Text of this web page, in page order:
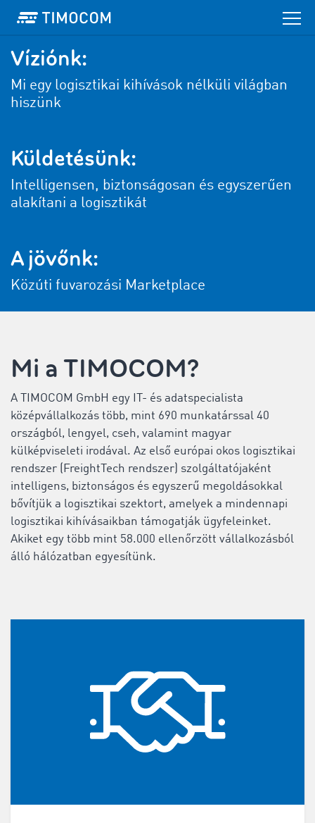
Víziónk:
Mi egy logisztikai kihívások nélküli világban
hiszünk
Küldetésünk:
Intelligensen, biztonságosan és egyszerűen
alakítani a logisztikát
A jövőnk:
Közúti fuvarozási Marketplace
Mi a TIMOCOM?
A TIMOCOM GmbH egy IT- és adatspecialista
középvállalkozás több, mint 690 munkatárssal 40
országból, lengyel, cseh, valamint magyar
külképviseleti irodával. Az első európai okos logisztikai
rendszer (
FreightTech rendszer ) szolgáltatójaként
intelligens, biztonságos és egyszerű megoldásokkal
bővítjük a logisztikai szektort, amelyek a mindennapi
logisztikai kihívásaikban támogatják ügyfeleinket.
Akiket egy több mint 58.000 ellenőrzött vállalkozásból
álló hálózatban egyesítünk.